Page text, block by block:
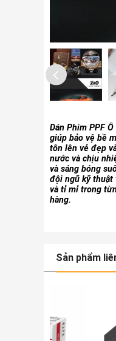
Dán Phim PPF
giúp bảo vệ bề
tôn lên vẻ đẹp
nước và chịu
và sáng bóng
đội ngũ kỹ thuật
và tỉ mỉ trong
hàng.
Sản phẩm